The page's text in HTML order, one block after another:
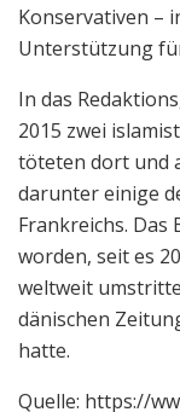
Konservativen –
Unterstützung
In das
2015 zwei
töteten dort und
darunter einige
Frankreichs.
worden, seit es
weltweit
dänischen
hatte.
Quelle: https://